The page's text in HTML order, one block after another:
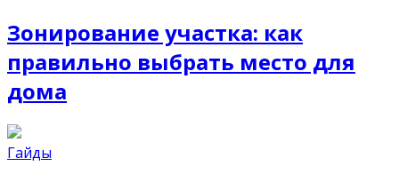
Зонирование участка: как
правильно выбрать место для
дома
Гайды